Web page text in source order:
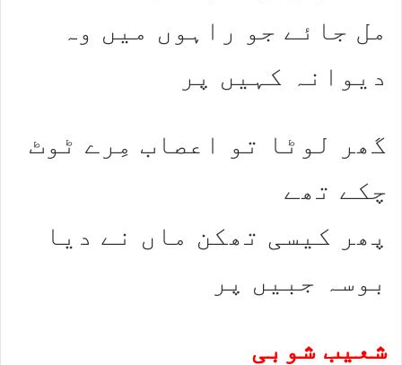
مل جائے جو راہوں میں وہ
دیوانہ کہیں پر
گھر لوٹا تو اعصاب مِرے ٹوٹ
چکے تھے
پھر کیسی تھکن ماں نے دیا
بوسہ جبیں پر
شعیب شوبی